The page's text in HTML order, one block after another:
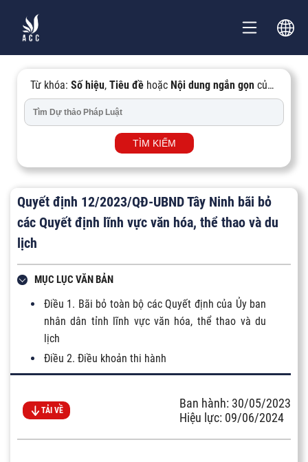
Từ khóa: Số hiệu, Tiêu đềhoặc Nội dung ngắn gọn của
TÌM KIẾM
Quyết định 12/2023/QĐ-UBND Tây Ninh bãi bỏ
các Quyết định lĩnh vực văn hóa, thể thao và du
lịch
MỤC LỤC VĂN BẢN
Điều 1. Bãi bỏ toàn bộ các Quyết định của Ủy ban
nhân dân tỉnh lĩnh vực văn hóa, thể thao và du
lịch
Điều 2. Điều khoản thi hành
TẢI VỀ
Ban hành: 30/05/2023
Hiệu lực: 09/06/2024